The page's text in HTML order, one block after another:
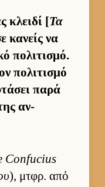
κλειδί [Τα
κανείς να
πολιτισμό.
πολιτισμό
παρά
αν­
Confucius
), μτ­φρ. από